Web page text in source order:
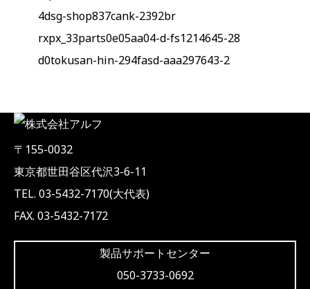
4dsg-shop837cank-2392br
rxpx_33parts0e05aa04-d-fs1214645-28
d0tokusan-hin-294fasd-aaa297643-2
〒155-0032
東京都世田谷区代沢3-6-11
TEL. 03-5432-7170(大代表)
FAX. 03-5432-7172
製品サポートセンター
050-3733-0692